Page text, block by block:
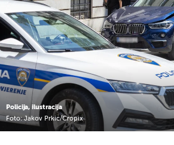
Policija, ilustracija
Foto: Jakov Prkic/Cropix